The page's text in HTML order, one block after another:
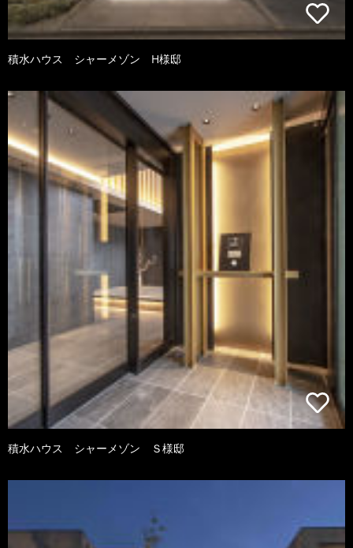
積水ハウス シャーメゾン H様邸
積水ハウス シャーメゾン Ｓ様邸